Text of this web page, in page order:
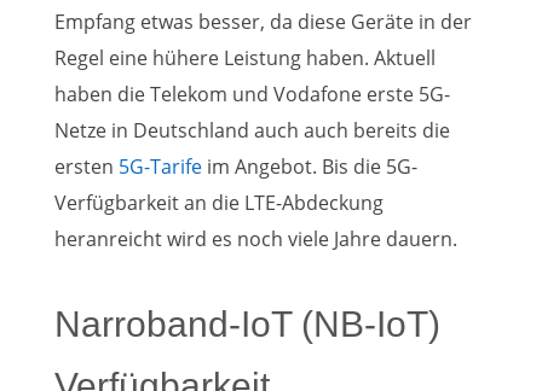
Empfang etwas besser, da diese Geräte in der
Regel eine hühere Leistung haben. Aktuell
haben die Telekom und Vodafone erste 5G-
Netze in Deutschland auch auch bereits die
ersten 5G-Tarifeim Angebot. Bis die 5G-
Verfügbarkeit an die LTE-Abdeckung
heranreicht wird es noch viele Jahre dauern.
Narroband-IoT (NB-IoT)